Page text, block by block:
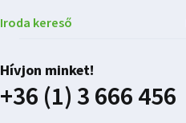
Iroda kereső
Hívjon minket!
+36 (1) 3 666 456